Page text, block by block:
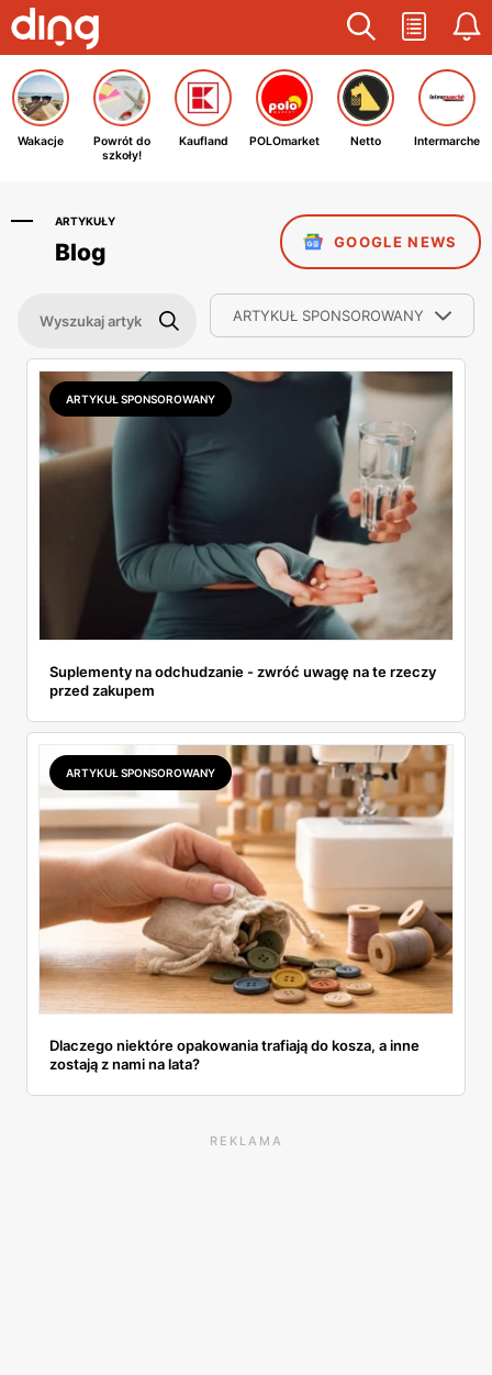
Wakacje
Powrót do
szkoły!
Kaufland POLOmarket Netto Intermarche
ARTYKUŁY
Blog GOOGLE NEWS
ARTYKUŁ SPONSOROWANY
ARTYKUŁ SPONSOROWANY
Suplementy na odchudzanie - zwróć uwagę na te rzeczy
przed zakupem
ARTYKUŁ SPONSOROWANY
Dlaczego niektóre opakowania trafiają do kosza, a inne
zostają z nami na lata?
REKLAMA